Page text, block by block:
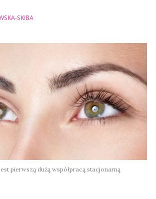
SKIBA
pierwszą dużą współpracą stacjonarną